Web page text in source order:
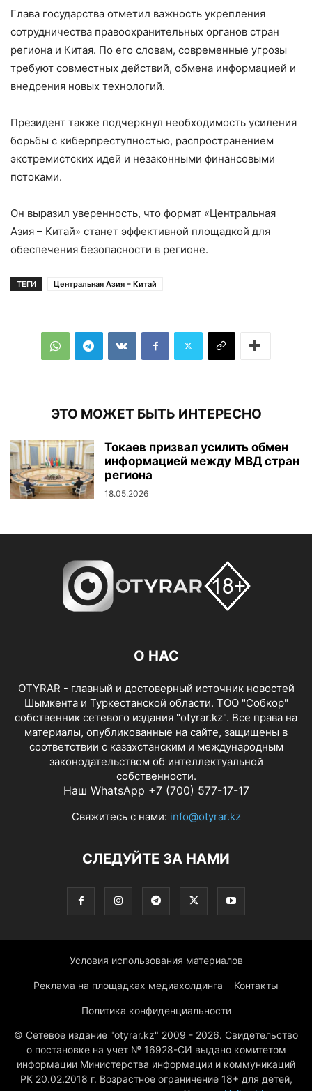
Глава государства отметил важность укрепления
сотрудничества правоохранительных органов стран
региона и Китая. По его словам, современные угрозы
требуют совместных действий, обмена информацией и
внедрения новых технологий.
Президент также подчеркнул необходимость усиления
борьбы с киберпреступностью, распространением
экстремистских идей и незаконными финансовыми
потоками.
Он выразил уверенность, что формат «Центральная
Азия – Китай» станет эффективной площадкой для
обеспечения безопасности в регионе.
ТЕГИ Центральная Азия – Китай
ЭТО МОЖЕТ БЫТЬ ИНТЕРЕСНО
Токаев призвал усилить обмен
информацией между МВД стран
региона
18.05.2026
О НАС
OTYRAR - главный и достоверный источник новостей
Шымкента и Туркестанской области. ТОО "Собкор"
собственник сетевого издания "otyrar.kz". Все права на
материалы, опубликованные на сайте, защищены в
соответствии с казахстанским и международным
законодательством об интеллектуальной
собственности.
Наш WhatsApp +7 (700) 577-17-17
Свяжитесь с нами: info@otyrar.kz
СЛЕДУЙТЕ ЗА НАМИ
Условия использования материалов
Реклама на площадках медиахолдинга Контакты
Политика конфиденциальности
© Сетевое издание "otyrar.kz" 2009 - 2026. Свидетельство
о постановке на учет № 16928-СИ выдано комитетом
информации Министерства информации и коммуникаций
РК 20.02.2018 г. Возрастное ограничение 18+ для детей,